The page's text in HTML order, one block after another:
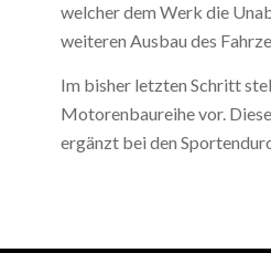
welcher dem Werk die
weiteren Ausbau des
Im bisher letzten Schritt
Motorenbaureihe vor.
ergänzt bei den